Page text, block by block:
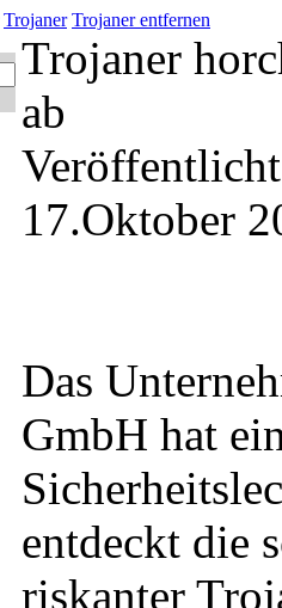
Trojaner Trojaner entfernen
Trojaner
ab
17.Oktober
Das
GmbH hat
entdeckt die
riskanter